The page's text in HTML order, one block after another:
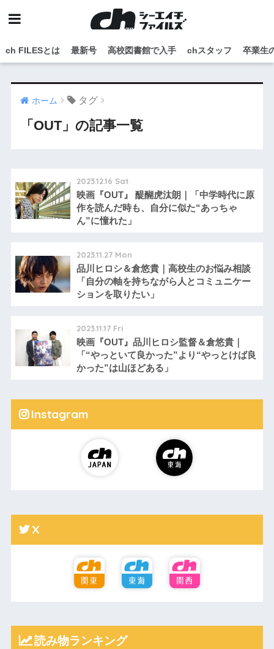
ch FILESとは 最新号 高校図書館で入手 chスタッフ 卒業生
ホーム タグ
「OUT」の記事一覧
2023.12.16 Sat
映画『OUT』 醍醐虎汰朗｜「中学時代に原
作を読んだ時も、自分に似た“あっちゃ
ん”に憧れた」
2023.11.27 Mon
品川ヒロシ＆倉悠貴｜高校生のお悩み相談
「自分の軸を持ちながら人とコミュニケー
ションを取りたい」
2023.11.17 Fri
映画『OUT』品川ヒロシ監督＆倉悠貴｜
「“やっといて良かった”より“やっとけば良
かった”は山ほどある」
Instagram
X
読み物ランキング